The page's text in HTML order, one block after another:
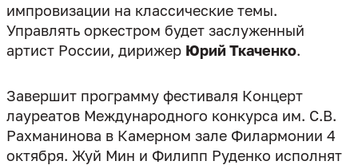
импровизации на классические темы.
Управлять оркестром будет заслуженный
артист России, дирижер Юрий Ткаченко.
Завершит программу фестиваля Концерт
лауреатов Международного конкурса им. С.В.
Рахманинова в Камерном зале Филармонии 4
октября. Жуй Мин и Филипп Руденко исполнят